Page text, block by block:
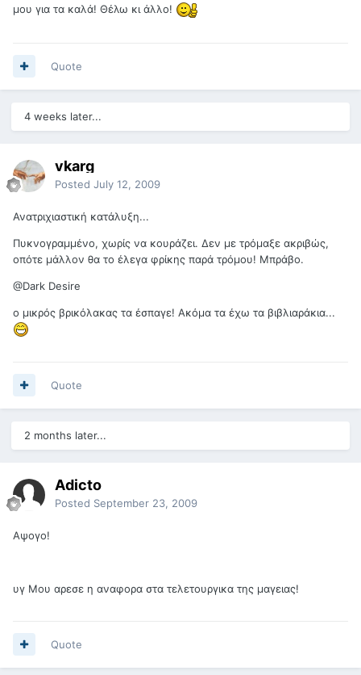
μου για τα καλά! Θέλω κι άλλο!
Quote
4 weeks later...
vkarg
Posted July 12, 2009
Ανατριχιαστική κατάλυξη...
Πυκνογραμμένο, χωρίς να κουράζει. Δεν με τρόμαξε ακριβώς,
οπότε μάλλον θα το έλεγα φρίκης παρά τρόμου! Μπράβο.
@Dark Desire
ο μικρός βρικόλακας τα έσπαγε! Ακόμα τα έχω τα βιβλιαράκια...
Quote
2 months later...
Adicto
Posted September 23, 2009
Aψογο!
υγ Μου αρεσε η αναφορα στα τελετουργικα της μαγειας!
Quote